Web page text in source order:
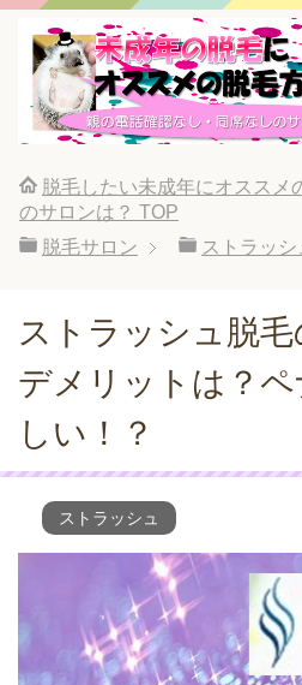
脱毛したい未成年にオススメ
のサロンは？ TOP
脱毛サロン
ストラッシ
ストラッシュ脱毛
デメリットは？
しい！？
ストラッシュ